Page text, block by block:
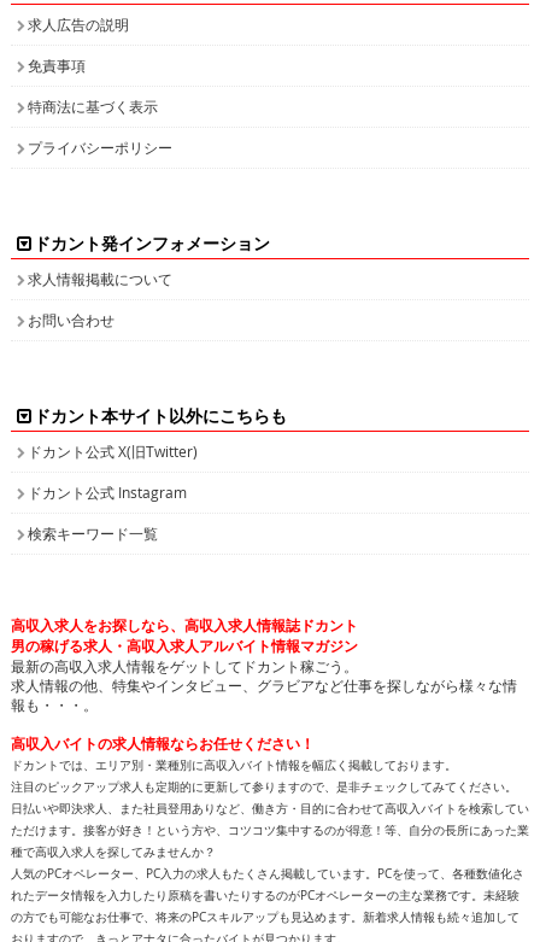
求人広告の説明
免責事項
特商法に基づく表示
プライバシーポリシー
ドカント発インフォメーション
求人情報掲載について
お問い合わせ
ドカント本サイト以外にこちらも
ドカント公式 X(旧Twitter)
ドカント公式 Instagram
検索キーワード一覧
高収入求人をお探しなら、高収入求人情報誌ドカント
男の稼げる求人・高収入求人アルバイト情報マガジン
最新の高収入求人情報をゲットしてドカント稼ごう。
求人情報の他、特集やインタビュー、グラビアなど仕事を探しながら様々な情
報も・・・。
高収入バイトの求人情報ならお任せください！
ドカントでは、エリア別・業種別に高収入バイト情報を幅広く掲載しております。
注目のピックアップ求人も定期的に更新して参りますので、是非チェックしてみてください。
日払いや即決求人、また社員登用ありなど、働き方・目的に合わせて高収入バイトを検索してい
ただけます。接客が好き！という方や、コツコツ集中するのが得意！等、自分の長所にあった業
種で高収入求人を探してみませんか？
人気のPCオペレーター、PC入力の求人もたくさん掲載しています。PCを使って、各種数値化さ
れたデータ情報を入力したり原稿を書いたりするのがPCオペレーターの主な業務です。未経験
の方でも可能なお仕事で、将来のPCスキルアップも見込めます。新着求人情報も続々追加して
おりますので、きっとアナタに合ったバイトが見つかります。